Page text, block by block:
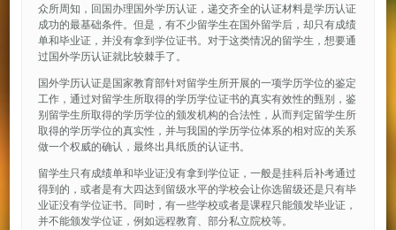
众所周知，回国办理国外学历认证，递交齐全的认证材料是学历认证
成功的最基础条件。但是，有不少留学生在国外留学后，却只有成绩
单和毕业证，并没有拿到学位证书。对于这类情况的留学生，想要通
过国外学历认证就比较棘手了。
国外学历认证是国家教育部针对留学生所开展的一项学历学位的鉴定
工作，通过对留学生所取得的学历学位证书的真实有效性的甄别，鉴
别留学生所取得的学历学位的颁发机构的合法性，从而判定留学生所
取得的学历学位的真实性，并与我国的学历学位体系的相对应的关系
做一个权威的确认，最终出具纸质的认证书。
留学生只有成绩单和毕业证没有拿到学位证，一般是挂科后补考通过
得到的，或者是有大四达到留级水平的学校会让你选留级还是只有毕
业证没有学位证书。同时，有一些学校或者是课程只能颁发毕业证，
并不能颁发学位证，例如远程教育、部分私立院校等。